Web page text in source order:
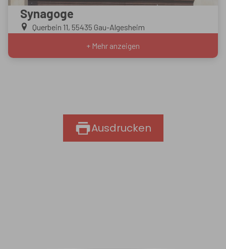
Synagoge
Querbein 11, 55435 Gau-Algesheim
+ Mehr anzeigen
Ausdrucken